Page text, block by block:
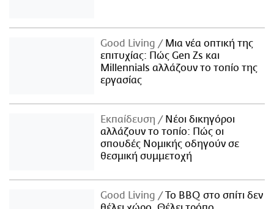
Good Living
Μια νέα οπτική της
επιτυχίας: Πώς Gen Zs και
Millennials αλλάζουν το τοπίο της
εργασίας
Εκπαίδευση
Νέοι δικηγόροι
αλλάζουν το τοπίο: Πώς οι
σπουδές Νομικής οδηγούν σε
θεσμική συμμετοχή
Good Living
Το BBQ στο σπίτι δεν